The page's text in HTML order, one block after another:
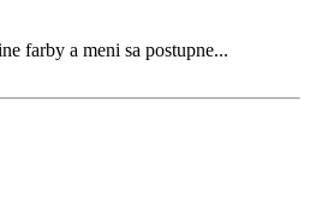
farby a meni sa postupne...